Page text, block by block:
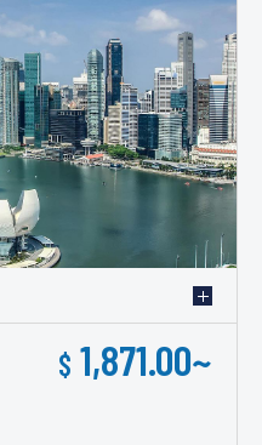
$ 1,871.00~